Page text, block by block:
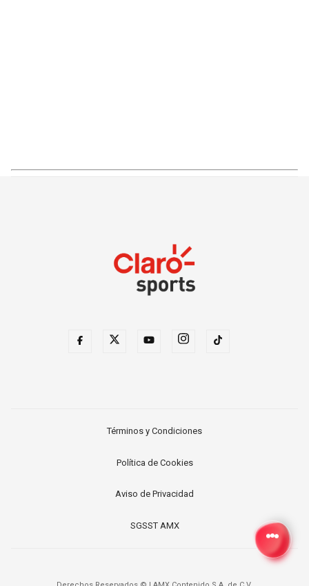
Términos y Condiciones
Política de Cookies
Aviso de Privacidad
SGSST AMX